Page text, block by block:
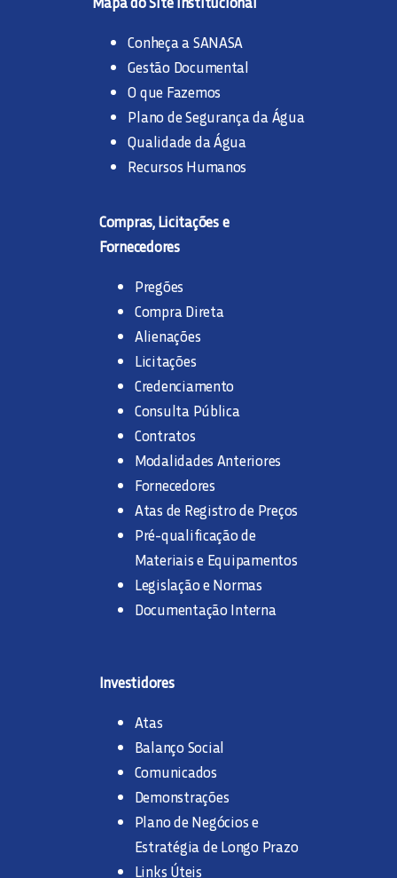
Conheça a SANASA
Gestão Documental
O que Fazemos
Plano de Segurança da Água
Qualidade da Água
Recursos Humanos
Compras, Licitações e
Fornecedores
Pregões
Compra Direta
Alienações
Licitações
Credenciamento
Consulta Pública
Contratos
Modalidades Anteriores
Fornecedores
Atas de Registro de Preços
Pré-qualificação de
Materiais e Equipamentos
Legislação e Normas
Documentação Interna
Investidores
Atas
Balanço Social
Comunicados
Demonstrações
Plano de Negócios e
Estratégia de Longo Prazo
Links Úteis